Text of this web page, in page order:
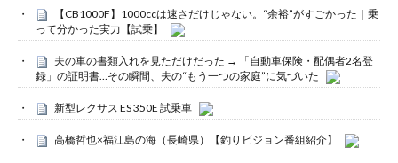
【CB1000F】1000ccは速さだけじゃない。“余裕”がすごかった｜乗
って分かった実力【試乗】
夫の車の書類入れを見ただけだった → 「自動車保険・配偶者2名登
録」の証明書…その瞬間、夫の“もう一つの家庭”に気づいた
新型レクサス ES 350E 試乗車
高橋哲也×福江島の海（長崎県）【釣りビジョン番組紹介】